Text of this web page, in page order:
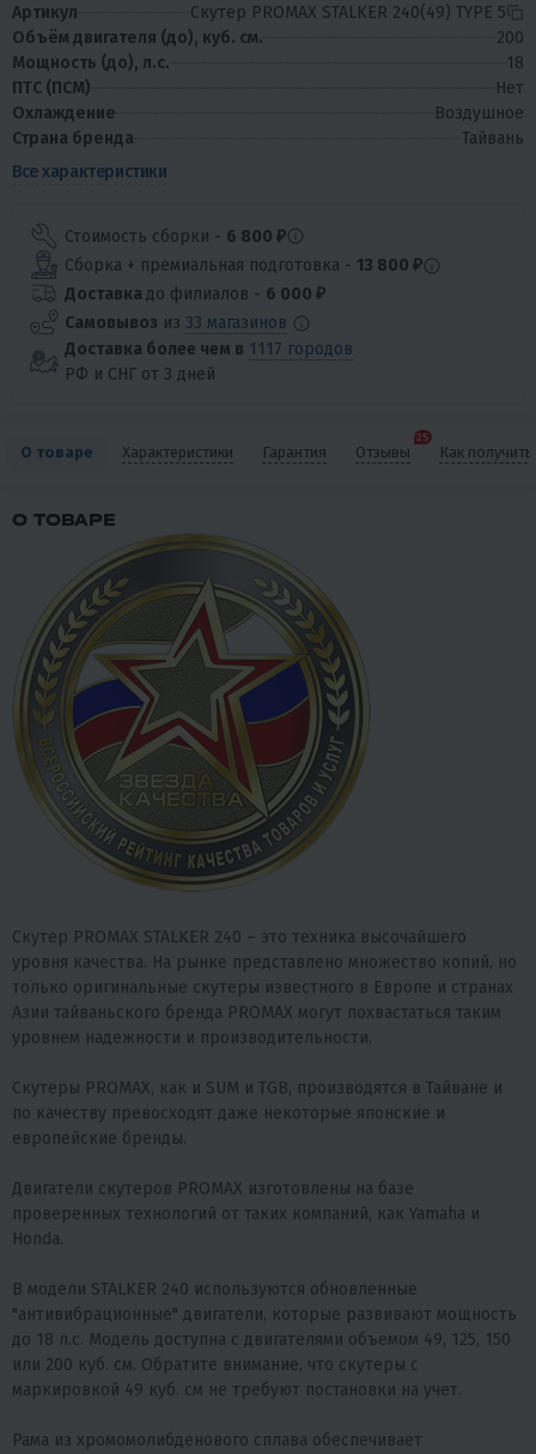
Артикул
Скутер PROMAX STALKER 240(49) TYPE 5
Объём двигателя (до), куб. см.
200
Мощность (до), л.с.
18
ПТС (ПСМ)
Нет
Охлаждение
Воздушное
Страна бренда
Тайвань
Все характеристики
Стоимость сборки - 6 800 ₽
Сборка + премиальная подготовка - 13 800 ₽
Доставкадо филиалов - 6 000 ₽
Самовывоз из 33 магазинов
Доставка более чем в 1117 городов
РФ и СНГ от 3 дней
О товаре Характеристики Гарантия Отзывы
25
Как получить
О ТОВАРЕ
Скутер PROMAX STALKER 240 – это техника высочайшего
уровня качества. На рынке представлено множество копий, но
только оригинальные скутеры известного в Европе и странах
Азии тайваньского бренда PROMAX могут похвастаться таким
уровнем надежности и производительности.
Скутеры PROMAX, как и SUM и TGB, производятся в Тайване и
по качеству превосходят даже некоторые японские и
европейские бренды.
Двигатели скутеров PROMAX изготовлены на базе
проверенных технологий от таких компаний, как Yamaha и
Honda.
В модели STALKER 240 используются обновленные
"антивибрационные" двигатели, которые развивают мощность
до 18 л.с. Модель доступна с двигателями объемом 49, 125, 150
или 200 куб. см. Обратите внимание, что скутеры с
маркировкой 49 куб. см не требуют постановки на учет.
Рама из хромомолибденового сплава обеспечивает